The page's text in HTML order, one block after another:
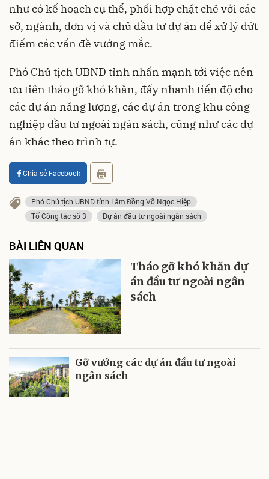
như có kế hoạch cụ thể, phối hợp chặt chẽ với các
sở, ngành, đơn vị và chủ đầu tư dự án để xử lý dứt
điểm các vấn đề vướng mắc.
Phó Chủ tịch UBND tỉnh nhấn mạnh tới việc nên
ưu tiên tháo gỡ khó khăn, đẩy nhanh tiến độ cho
các dự án năng lượng, các dự án trong khu công
nghiệp đầu tư ngoài ngân sách, cũng như các dự
án khác theo trình tự.
Chia sẻ Facebook
Phó Chủ tịch UBND tỉnh Lâm Đồng Võ Ngọc Hiệp
Tổ Công tác số 3
Dự án đầu tư ngoài ngân sách
BÀI LIÊN QUAN
Tháo gỡ khó khăn dự
án đầu tư ngoài ngân
sách
Gỡ vướng các dự án đầu tư ngoài
ngân sách